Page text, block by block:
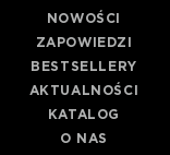
NOWOŚCI
ZAPOWIEDZI
BESTSELLERY
AKTUALNOŚCI
KATALOG
O NAS